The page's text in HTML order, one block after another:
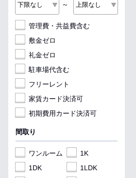
～
管理費・共益費含む
敷金ゼロ
礼金ゼロ
駐車場代含む
フリーレント
家賃カード決済可
初期費用カード決済可
間取り
ワンルーム
1K
1DK
1LDK